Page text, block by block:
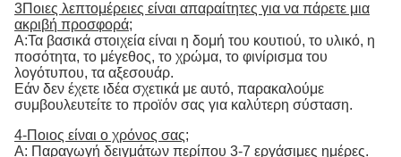
3Ποιες λεπτομέρειες είναι απαραίτητες για να πάρετε μια
ακριβή προσφορά;
Α:Τα βασικά στοιχεία είναι η δομή του κουτιού, το υλικό, η
ποσότητα, το μέγεθος, το χρώμα, το φινίρισμα του
λογότυπου, τα αξεσουάρ.
Εάν δεν έχετε ιδέα σχετικά με αυτό, παρακαλούμε
συμβουλευτείτε το προϊόν σας για καλύτερη σύσταση.
4-Ποιος είναι ο χρόνος σας;
Α: Παραγωγή δειγμάτων περίπου 3-7 εργάσιμες ημέρες.